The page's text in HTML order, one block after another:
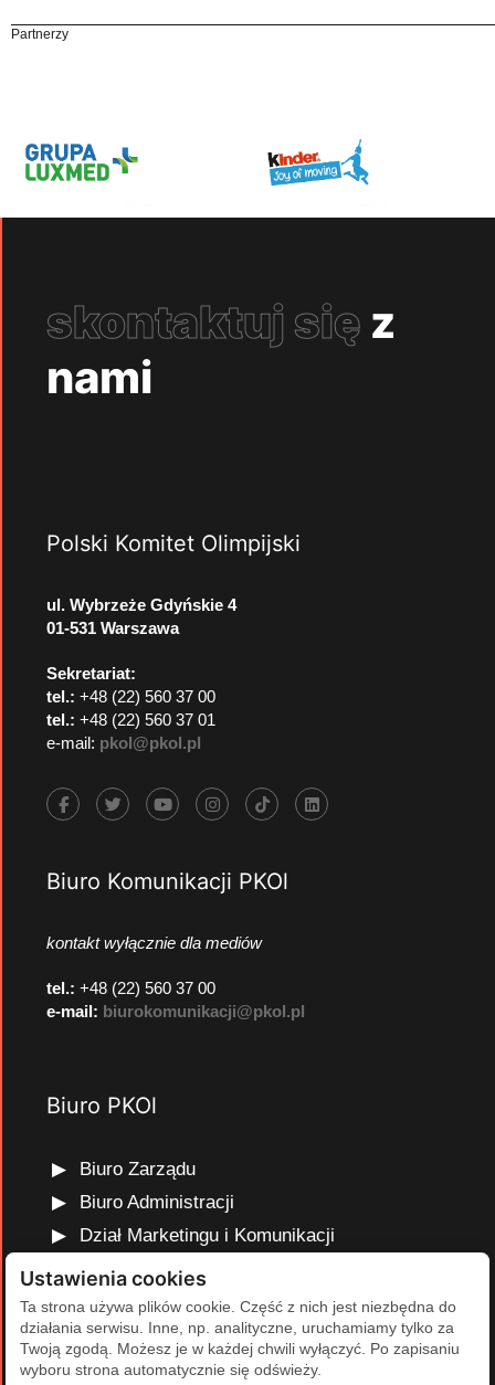
Partnerzy
skontaktuj się z
nami
Polski Komitet Olimpijski
ul. Wybrzeże Gdyńskie 4
01-531 Warszawa
Sekretariat:
tel.: +48 (22) 560 37 00
tel.: +48 (22) 560 37 01
e-mail: pkol@pkol.pl
Biuro Komunikacji PKOl
kontakt wyłącznie dla mediów
tel.: +48 (22) 560 37 00
e-mail: biurokomunikacji@pkol.pl
Biuro PKOl
Biuro Zarządu
Biuro Administracji
Dział Marketingu i Komunikacji
Dział Edukacji Olimpijskiej
Dział Finansów i Kadr
Dział Projektów Olimpijskich
Dział Programów Rozwojowych
Ustawienia cookies
Ta strona używa plików cookie. Część z nich jest niezbędna do
działania serwisu. Inne, np. analityczne, uruchamiamy tylko za
Twoją zgodą. Możesz je w każdej chwili wyłączyć. Po zapisaniu
wyboru strona automatycznie się odświeży.